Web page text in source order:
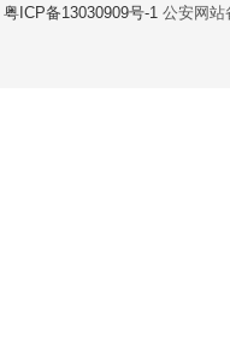
粤ICP备13030909号-1 公安网站